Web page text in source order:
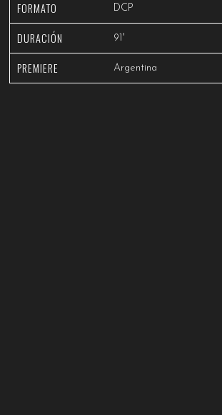
FORMATO DCP
DURACIÓN 91'
PREMIERE Argentina